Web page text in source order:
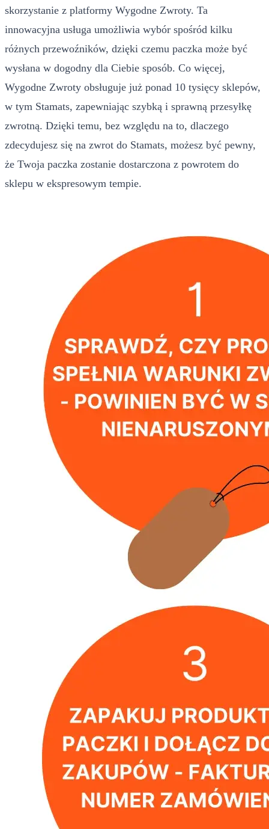
skorzystanie z platformy Wygodne Zwroty. Ta
innowacyjna usługa umożliwia wybór spośród kilku
różnych przewoźników, dzięki czemu paczka może być
wysłana w dogodny dla Ciebie sposób. Co więcej,
Wygodne Zwroty obsługuje już ponad 10 tysięcy sklepów,
w tym Stamats, zapewniając szybką i sprawną przesyłkę
zwrotną. Dzięki temu, bez względu na to, dlaczego
zdecydujesz się na zwrot do Stamats, możesz być pewny,
że Twoja paczka zostanie dostarczona z powrotem do
sklepu w ekspresowym tempie.